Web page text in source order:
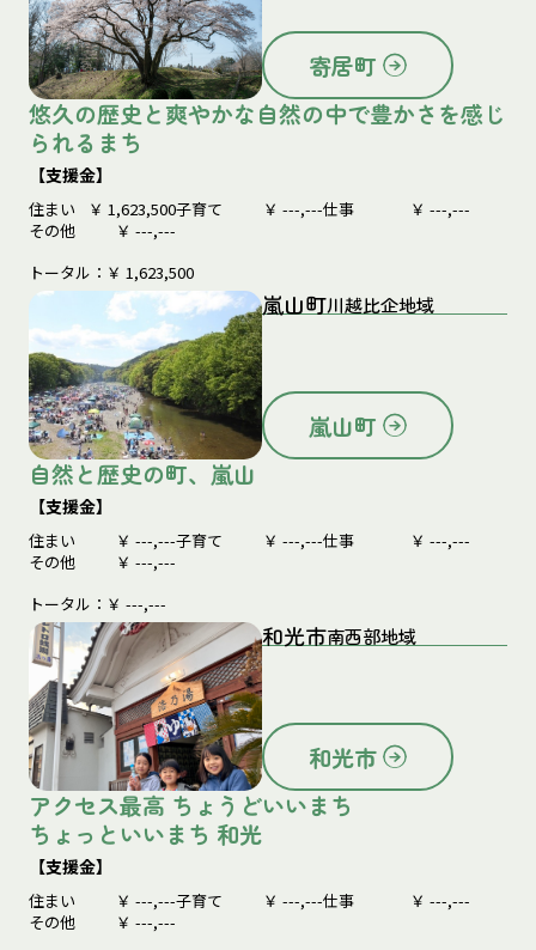
寄居町
悠久の歴史と爽やかな自然の中で豊かさを感じ
られるまち
【支援金】
住まい ￥ 1,623,500子育て ￥ ---,---仕事 ￥ ---,---
その他
￥ ---,---
トータル：￥ 1,623,500
嵐山町川越比企地域
嵐山町
自然と歴史の町、嵐山
【支援金】
住まい ￥ ---,---子育て ￥ ---,---仕事 ￥ ---,---
その他
￥ ---,---
トータル：￥ ---,---
和光市南西部地域
和光市
アクセス最高 ちょうどいいまち
ちょっといいまち 和光
【支援金】
住まい ￥ ---,---子育て ￥ ---,---仕事 ￥ ---,---
その他
￥ ---,---